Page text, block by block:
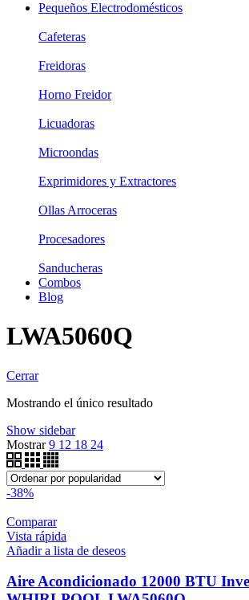
Pequeños Electrodomésticos
Cafeteras
Freidoras
Horno Freidor
Licuadoras
Microondas
Exprimidores y Extractores
Ollas Arroceras
Procesadores
Sanducheras
Combos
Blog
LWA5060Q
Cerrar
Mostrando el único resultado
Show sidebar
Mostrar9 12 18 24
-38%
Comparar
Vista rápida
Añadir a lista de deseos
Aire Acondicionado 12000 BTU